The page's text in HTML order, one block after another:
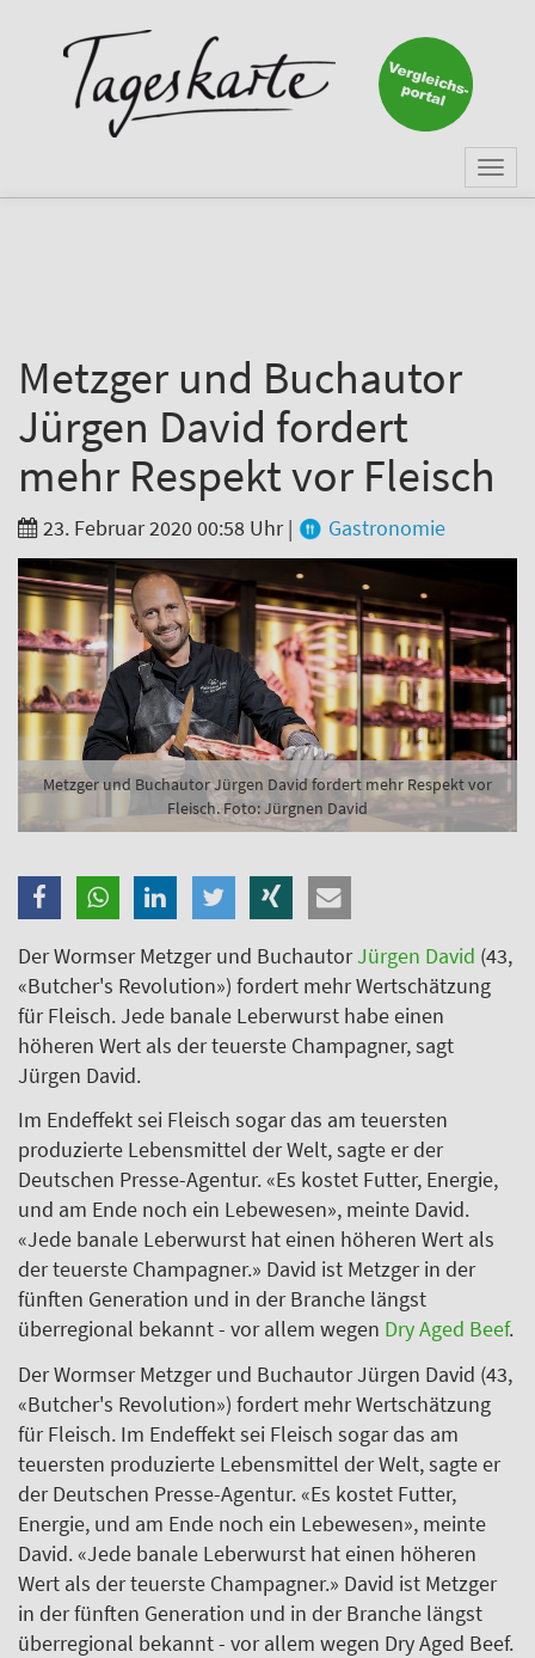
Metzger und Buchautor
Jürgen David fordert
mehr Respekt vor Fleisch
23. Februar 2020 00:58 Uhr| Gastronomie
Metzger und Buchautor Jürgen David fordert mehr Respekt vor
Fleisch. Foto: Jürgnen David
Der Wormser Metzger und BuchautorJürgen David (43,
«Butcher's Revolution») fordert mehr Wertschätzung
für Fleisch. Jede banale Leberwurst habe einen
höheren Wert als der teuerste Champagner, sagt
Jürgen David.
Im Endeffekt sei Fleisch sogar das am teuersten
produzierte Lebensmittel der Welt, sagte er der
Deutschen Presse-Agentur. «Es kostet Futter, Energie,
und am Ende noch ein Lebewesen», meinte David.
«Jede banale Leberwurst hat einen höheren Wert als
der teuerste Champagner.» David ist Metzger in der
fünften Generation und in der Branche längst
überregional bekannt - vor allem wegen Dry Aged Beef.
Der Wormser Metzger und Buchautor Jürgen David (43,
«Butcher's Revolution») fordert mehr Wertschätzung
für Fleisch. Im Endeffekt sei Fleisch sogar das am
teuersten produzierte Lebensmittel der Welt, sagte er
der Deutschen Presse-Agentur. «Es kostet Futter,
Energie, und am Ende noch ein Lebewesen», meinte
David. «Jede banale Leberwurst hat einen höheren
Wert als der teuerste Champagner.» David ist Metzger
in der fünften Generation und in der Branche längst
überregional bekannt - vor allem wegen Dry Aged Beef.
Keine Nachricht mehr
verpassen!
E-Mail*
Branche
Ich möchte folgende Newsletter erhalten
Tageskarte-Newsletter (gegen 8.30 Uhr)
Ich habe dieDatenschutzerklärungzur Kenntnis
genommen.
Anmelden Danke, heute nicht